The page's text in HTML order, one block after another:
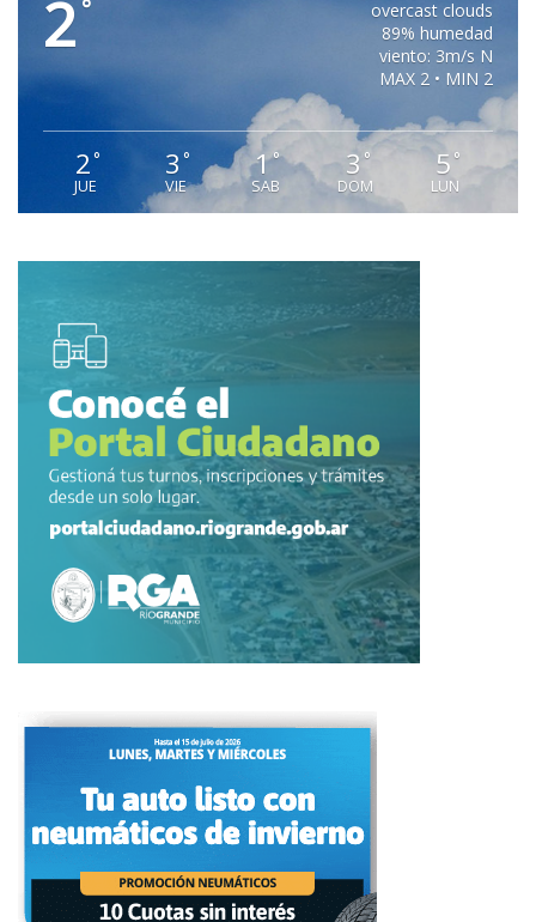
2 °
overcast clouds
89% humedad
viento: 3m/s N
MAX 2 • MIN 2
2°
JUE
3 °
VIE
1°
SAB
3 °
DOM
5 °
LUN